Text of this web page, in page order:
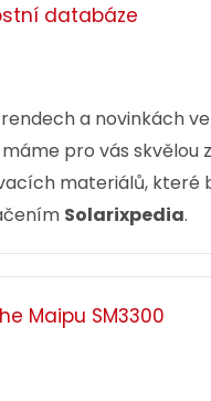
Dodání:ihned
databáze
a novinkách
máme pro vás
materiálů, které
Solarixpedia.
Maipu SM3300